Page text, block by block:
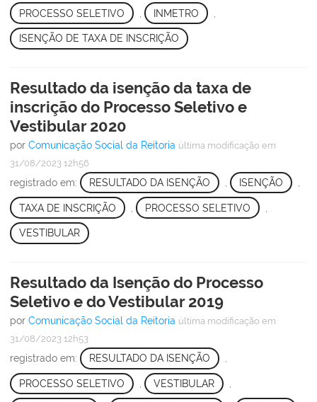
PROCESSO SELETIVO INMETRO
ISENÇÃO DE TAXA DE INSCRIÇÃO
Resultado da isenção da taxa de
inscrição do Processo Seletivo e
Vestibular 2020
por Comunicação Social da Reitoria última modificação em
31/08/2023 12h56
registrado em: RESULTADO DA ISENÇÃO ISENÇÃO
TAXA DE INSCRIÇÃO PROCESSO SELETIVO
VESTIBULAR
Resultado da Isenção do Processo
Seletivo e do Vestibular 2019
por Comunicação Social da Reitoria última modificação em
31/08/2023 12h53
registrado em: RESULTADO DA ISENÇÃO
PROCESSO SELETIVO VESTIBULAR